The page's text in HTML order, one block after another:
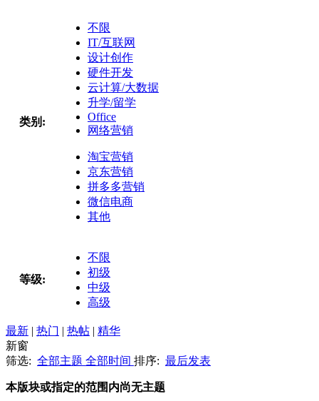
类别:
不限
IT/互联网
设计创作
硬件开发
云计算/大数据
升学/留学
Office
网络营销
淘宝营销
京东营销
拼多多营销
微信电商
其他
等级:
不限
初级
中级
高级
最新 | 热门 | 热帖 | 精华
新窗
筛选: 全部主题 全部时间 排序: 最后发表
本版块或指定的范围内尚无主题